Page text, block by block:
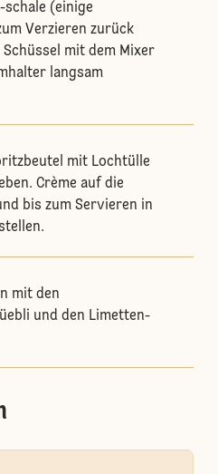
(einige
Verzieren zurück
mit dem Mixer
langsam
mit Lochtülle
Crème auf die
bis zum Servieren in
mit den
und den Limetten-